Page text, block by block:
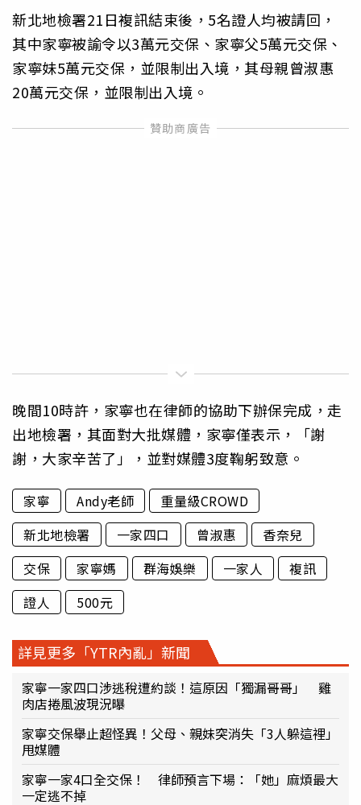
新北地檢署21日複訊結束後，5名證人均被請回，
其中家寧被諭令以3萬元交保、家寧父5萬元交保、
家寧妹5萬元交保，並限制出入境，其母親曾淑惠
20萬元交保，並限制出入境。
晚間10時許，家寧也在律師的協助下辦保完成，走
出地檢署，其面對大批媒體，家寧僅表示，「謝
謝，大家辛苦了」，並對媒體3度鞠躬致意。
家寧 Andy老師
重量級CROWD
新北地檢署
一家四口 曾淑惠
香奈兒
交保
家寧媽 群海娛樂 一家人
複訊
證人
500元
詳見更多「YTR內亂」新聞
家寧一家四口涉逃稅遭約談！這原因「獨漏哥哥」 雞
肉店捲風波現況曝
家寧交保舉止超怪異！父母、親妹突消失「3人躲這裡」
甩媒體
家寧一家4口全交保！ 律師預言下場：「她」麻煩最大
一定逃不掉